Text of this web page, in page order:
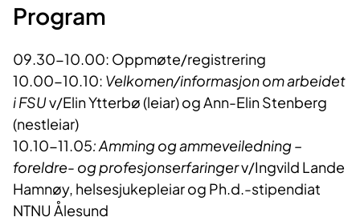
Program
09.30-10.00: Oppmøte/registrering
10.00-10.10: Velkomen/informasjon om arbeidet
i FSUv/Elin Ytterbø (leiar) og Ann-Elin Stenberg
(nestleiar)
10.10-11.05: Amming og ammeveiledning –
foreldre- og profesjonserfaringerv/Ingvild Lande
Hamnøy, helsesjukepleiar og Ph.d.-stipendiat
NTNU Ålesund